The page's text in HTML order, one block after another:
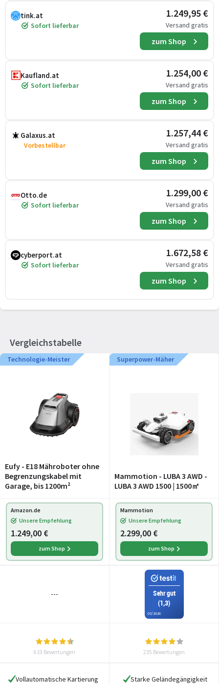
tink.at
Sofort lieferbar
1.249,95 €
Versand gratis
zum Shop
Kaufland.at
Sofort lieferbar
1.254,00 €
Versand gratis
zum Shop
Galaxus.at
Vorbestellbar
1.257,44 €
Versand gratis
zum Shop
Otto.de
Sofort lieferbar
1.299,00 €
Versand gratis
zum Shop
cyberport.at
Sofort lieferbar
1.672,58 €
Versand gratis
zum Shop
Vergleichstabelle
Technologie-Meister
Eufy - E18 Mähroboter ohne
Begrenzungskabel mit
Garage, bis 1200m²
Superpower-Mäher
Mammotion - LUBA 3 AWD -
LUBA 3 AWD 1500 | 1500㎡
Amazon.de
Unsere Empfehlung
1.249,00 €
zum Shop
Mammotion
Unsere Empfehlung
2.299,00 €
zum Shop
---
Sehr gut
(1,3)
05/2026
619 Bewertungen 235 Bewertungen
Vollautomatische Kartierung
Starke Geländegängigkeit